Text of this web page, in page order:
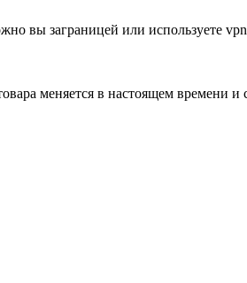
вы заграницей или используете vpn
меняется в настоящем времени и